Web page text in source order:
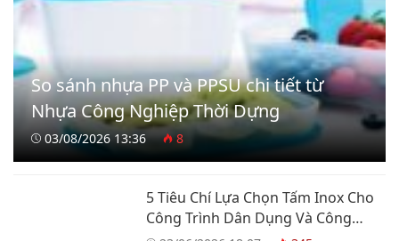
So sánh nhựa PP và PPSU chi tiết từ
Nhựa Công Nghiệp Thời Dựng
03/08/2026 13:36 8
5 Tiêu Chí Lựa Chọn Tấm Inox Cho
Công Trình Dân Dụng Và Công